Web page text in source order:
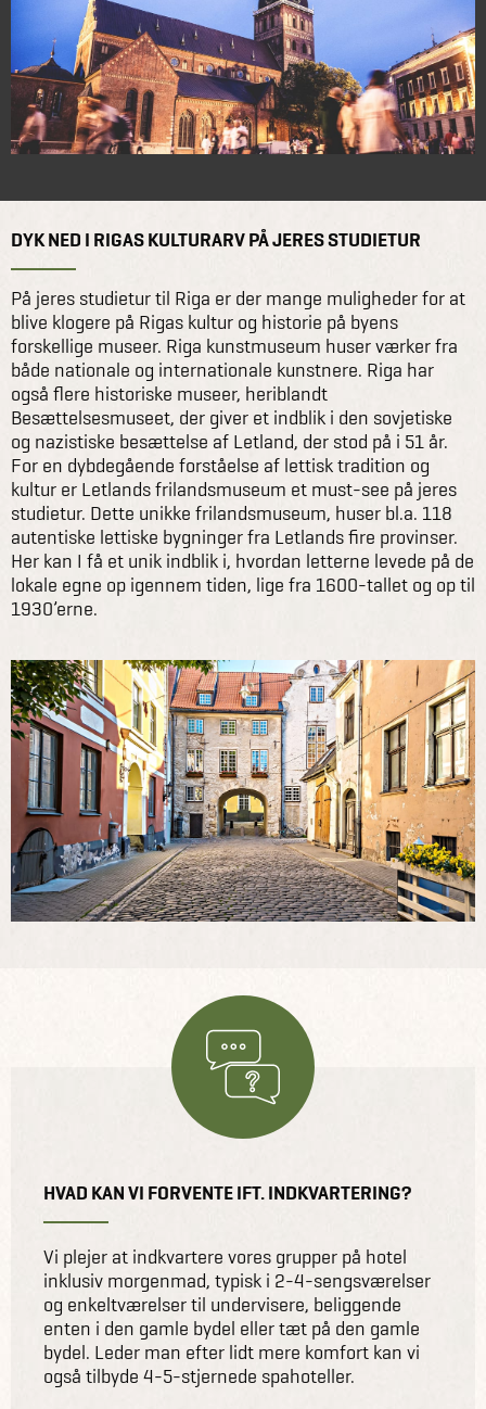
DYK NED I RIGAS KULTURARV PÅ JERES STUDIETUR
På jeres studietur til Riga er der mange muligheder for at
blive klogere på Rigas kultur og historie på byens
forskellige museer. Riga kunstmuseum huser værker fra
både nationale og internationale kunstnere. Riga har
også flere historiske museer, heriblandt
Besættelsesmuseet, der giver et indblik i den sovjetiske
og nazistiske besættelse af Letland, der stod på i 51 år.
For en dybdegående forståelse af lettisk tradition og
kultur er Letlands frilandsmuseum et must-see på jeres
studietur. Dette unikke frilandsmuseum, huser bl.a. 118
autentiske lettiske bygninger fra Letlands fire provinser.
Her kan I få et unik indblik i, hvordan letterne levede på de
lokale egne op igennem tiden, lige fra 1600-tallet og op til
1930’erne.
HVAD KAN VI FORVENTE IFT. INDKVARTERING?
Vi plejer at indkvartere vores grupper på hotel
inklusiv morgenmad, typisk i 2-4-sengsværelser
og enkeltværelser til undervisere, beliggende
enten i den gamle bydel eller tæt på den gamle
bydel. Leder man efter lidt mere komfort kan vi
også tilbyde 4-5-stjernede spahoteller.